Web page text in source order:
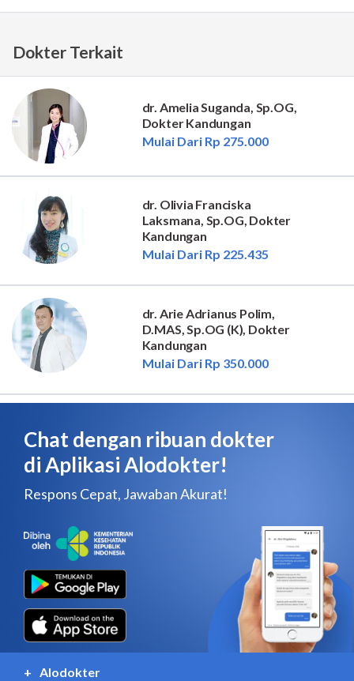
Dokter Terkait